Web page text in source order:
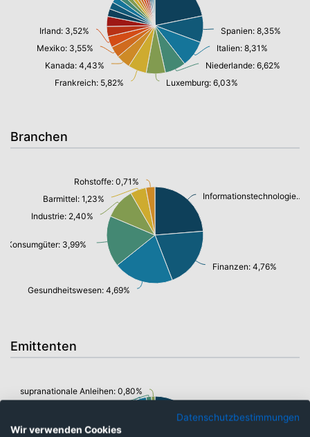
Spanien: 8,35%
Italien: 8,31%
Niederlande: 6,62%
Luxemburg: 6,03%
Frankreich: 5,82%
Kanada: 4,43%
Mexiko: 3,55%
Irland: 3,52%
Branchen
Informationstechnologie/ Telekommunikation: 5,53%
Finanzen: 4,76%
Gesundheitswesen: 4,69%
Konsumgüter: 3,99%
Industrie: 2,40%
Barmittel: 1,23%
Rohstoffe: 0,71%
Emittenten
Bankschuldverschreibung: 2,83%
supranationale Anleihen: 0,80%
Datenschutzbestimmungen
Wir verwenden Cookies